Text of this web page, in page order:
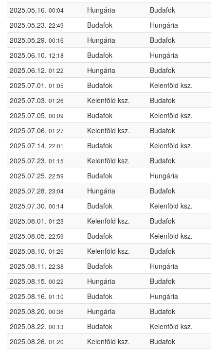
2025.05.16. 00:04 Hungária
Budafok
2025.05.23. 22:49 Budafok
Hungária
2025.05.29. 00:16 Hungária
Budafok
2025.06.10. 12:18 Budafok
Hungária
2025.06.12. 01:22 Hungária
Budafok
2025.07.01. 01:05 Budafok
Kelenföld ksz.
2025.07.03. 01:26 Kelenföld ksz.
Budafok
2025.07.05. 00:09 Budafok
Kelenföld ksz.
2025.07.06. 01:27 Kelenföld ksz.
Budafok
2025.07.14. 22:01 Budafok
Kelenföld ksz.
2025.07.23. 01:15 Kelenföld ksz.
Budafok
2025.07.25. 22:59 Budafok
Hungária
2025.07.28. 23:04 Hungária
Budafok
2025.07.30. 00:14 Budafok
Kelenföld ksz.
2025.08.01. 01:23 Kelenföld ksz.
Budafok
2025.08.05. 22:59 Budafok
Kelenföld ksz.
2025.08.10. 01:26 Kelenföld ksz.
Budafok
2025.08.11. 22:38 Budafok
Hungária
2025.08.15. 00:22 Hungária
Budafok
2025.08.16. 01:10 Budafok
Hungária
2025.08.20. 00:36 Hungária
Budafok
2025.08.22. 00:13 Budafok
Kelenföld ksz.
2025.08.26. 01:20 Kelenföld ksz. Budafok